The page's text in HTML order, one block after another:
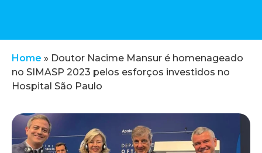
Home » Doutor Nacime Mansur é homenageado
no SIMASP 2023 pelos esforços investidos no
Hospital São Paulo